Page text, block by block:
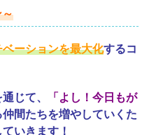
～
ベーションを最大化するコ
じて、
「よし！今日もが
間たちを増やしていくた
いきます！